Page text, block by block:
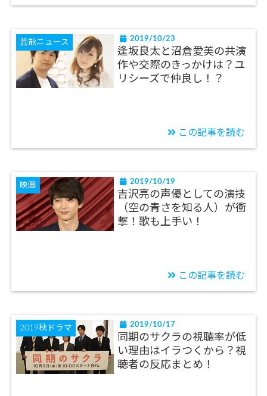
芸能ニュース 2019/10/23
逢坂良太と沼倉愛美の共演
作や交際のきっかけは？ユ
リシーズで仲良し！？
この記事を読む
映画 2019/10/19
吉沢亮の声優としての演技
（空の青さを知る人）が衝
撃！歌も上手い！
この記事を読む
2019秋ドラマ 2019/10/17
同期のサクラの視聴率が低
い理由はイラつくから？視
聴者の反応まとめ！